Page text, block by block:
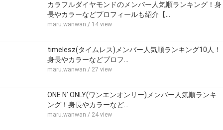
カラフルダイヤモンドのメンバー人気順ランキング！身
長やカラーなどプロフィールも紹介【…
maru.wanwan / 14 view
timelesz(タイムレス)メンバー人気順ランキング10人！
身長やカラーなどプロフ…
maru.wanwan / 27 view
ONE N’ ONLY(ワンエンオンリー)メンバー人気順ランキ
ング！身長やカラーなど…
maru.wanwan / 24 view